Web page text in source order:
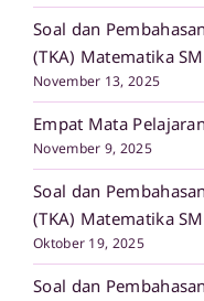
Soal dan
(TKA) Matematika
November 13, 2025
Empat Mata
November 9, 2025
Soal dan
(TKA) Matematika
Oktober 19, 2025
Soal dan